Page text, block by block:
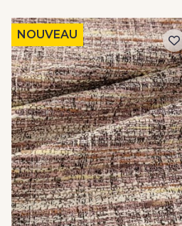
27 - Rose
NOUVEAU